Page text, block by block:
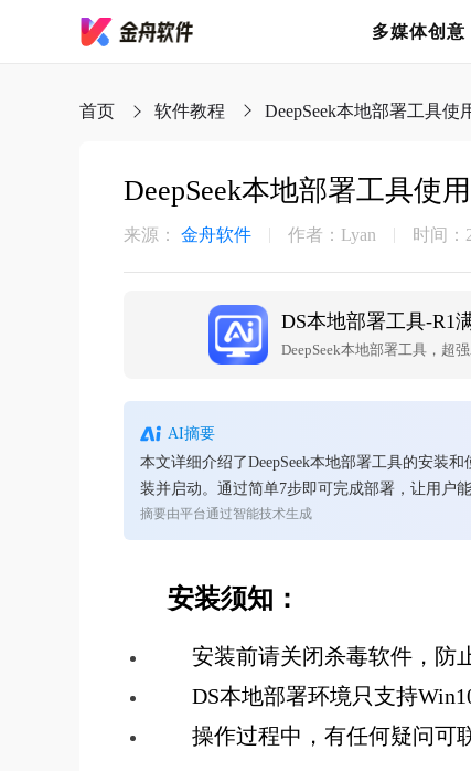
多媒体创意
首页 软件教程 DeepSeek本地部署工具使
DeepSeek本地部署工具使
来源： 金舟软件 作者：Lyan 时间：
DS本地部署工具-R1
DeepSeek本地部署工具，超
AI摘要
本文详细介绍了DeepSeek本地部署工具的安装
装并启动。通过简单7步即可完成部署，让用户
摘要由平台通过智能技术生成
安装须知：
安装前请关闭杀毒软件，防
DS本地部署环境只支持
操作过程中，有任何疑问可